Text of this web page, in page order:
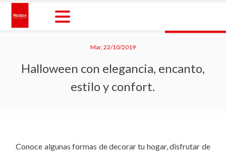
Skip
content
Mar, 22/10/2019
Halloween con elegancia, encanto,
estilo y confort.
Conoce algunas formas de decorar tu hogar, disfrutar de